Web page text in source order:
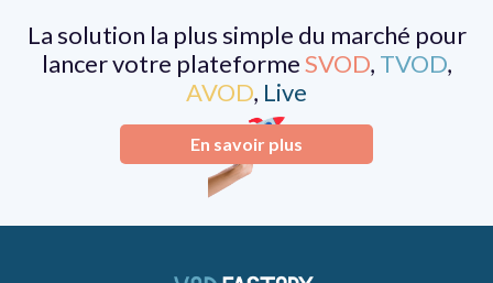
La solution la plus simple du marché pour
lancer votre plateformeSVOD, TVOD,
AVOD, Live
En savoir plus